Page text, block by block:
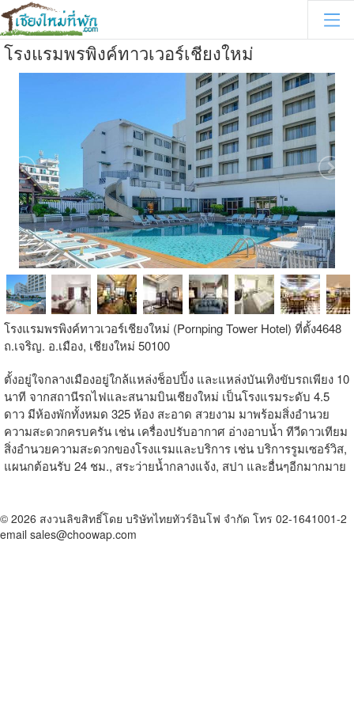
โรงแรมพรพิงค์ทาวเวอร์เชียงใหม่
โรงแรมพรพิงค์ทาวเวอร์เชียงใหม่ (Pornping Tower Hotel) ที่ตั้ง4648
ถ.เจริญ. อ.เมือง, เชียงใหม่ 50100
ตั้งอยู่ใจกลางเมืองอยู่ใกล้แหล่งช็อปปิ้ง และแหล่งบันเทิงขับรถเพียง 10
นาที จากสถานีรถไฟและสนามบินเชียงใหม่ เป็นโรงแรมระดับ 4.5
ดาว มีห้องพักทั้งหมด 325 ห้อง สะอาด สวยงาม มาพร้อมสิ่งอำนวย
ความสะดวกครบครัน เช่น เครื่องปรับอากาศ อ่างอาบน้ำ ทีวีดาวเทียม
สิ่งอำนวยความสะดวกของโรงแรมและบริการ เช่น บริการรูมเซอร์วิส,
แผนกต้อนรับ 24 ชม., สระว่ายน้ำกลางแจ้ง, สปา และอื่นๆอีกมากมาย
© 2026 สงวนลิขสิทธิ์โดย บริษัทไทยทัวร์อินโฟ จำกัด โทร 02-1641001-2
email sales@choowap.com